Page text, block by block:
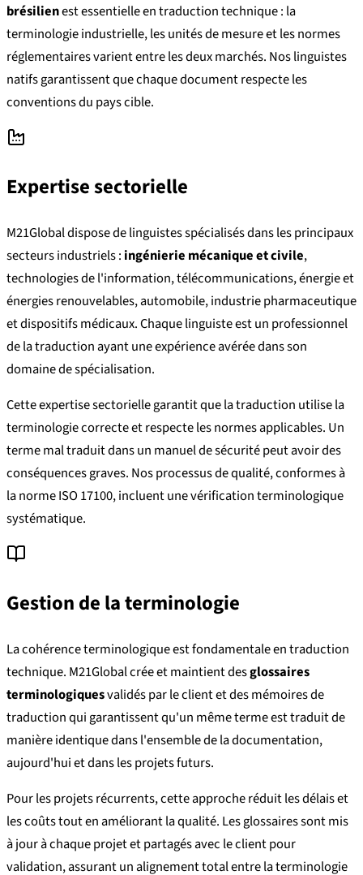
brésilienest essentielle en traduction technique : la
terminologie industrielle, les unités de mesure et les normes
réglementaires varient entre les deux marchés. Nos linguistes
natifs garantissent que chaque document respecte les
conventions du pays cible.
Expertise sectorielle
M21Global dispose de linguistes spécialisés dans les principaux
secteurs industriels : ingénierie mécanique et civile,
technologies de l'information, télécommunications, énergie et
énergies renouvelables, automobile, industrie pharmaceutique
et dispositifs médicaux. Chaque linguiste est un professionnel
de la traduction ayant une expérience avérée dans son
domaine de spécialisation.
Cette expertise sectorielle garantit que la traduction utilise la
terminologie correcte et respecte les normes applicables. Un
terme mal traduit dans un manuel de sécurité peut avoir des
conséquences graves. Nos processus de qualité, conformes à
la norme ISO 17100, incluent une vérification terminologique
systématique.
Gestion de la terminologie
La cohérence terminologique est fondamentale en traduction
technique. M21Global crée et maintient desglossaires
terminologiquesvalidés par le client et des mémoires de
traduction qui garantissent qu'un même terme est traduit de
manière identique dans l'ensemble de la documentation,
aujourd'hui et dans les projets futurs.
Pour les projets récurrents, cette approche réduit les délais et
les coûts tout en améliorant la qualité. Les glossaires sont mis
à jour à chaque projet et partagés avec le client pour
validation, assurant un alignement total entre la terminologie